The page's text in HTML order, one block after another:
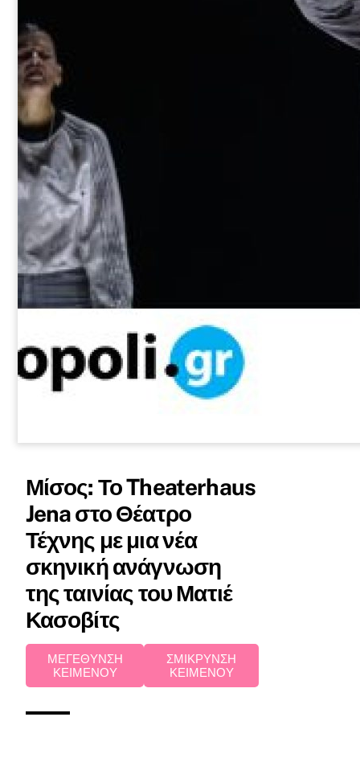
Μίσος: Το Theaterhaus
Jena στο Θέατρο
Τέχνης με μια νέα
σκηνική ανάγνωση
της ταινίας του Ματιέ
Κασοβίτς
ΜΕΓΕΘΥΝΣΗ
ΚΕΙΜΕΝΟΥ
ΣΜΙΚΡΥΝΣΗ
ΚΕΙΜΕΝΟΥ